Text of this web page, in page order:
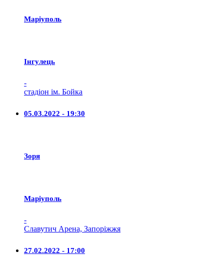
Маріуполь
Iнгулець
-
стадіон ім. Бойка
05.03.2022 - 19:30
Зоря
Маріуполь
-
Славутич Арена, Запоріжжя
27.02.2022 - 17:00